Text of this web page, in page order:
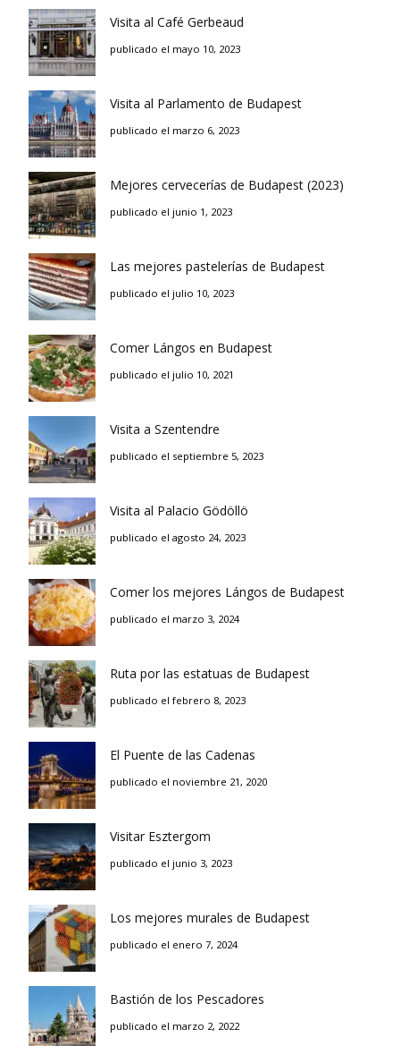
Visita al Café Gerbeaud
publicado el mayo 10, 2023
Visita al Parlamento de Budapest
publicado el marzo 6, 2023
Mejores cervecerías de Budapest (2023)
publicado el junio 1, 2023
Las mejores pastelerías de Budapest
publicado el julio 10, 2023
Comer Lángos en Budapest
publicado el julio 10, 2021
Visita a Szentendre
publicado el septiembre 5, 2023
Visita al Palacio Gödöllö
publicado el agosto 24, 2023
Comer los mejores Lángos de Budapest
publicado el marzo 3, 2024
Ruta por las estatuas de Budapest
publicado el febrero 8, 2023
El Puente de las Cadenas
publicado el noviembre 21, 2020
Visitar Esztergom
publicado el junio 3, 2023
Los mejores murales de Budapest
publicado el enero 7, 2024
Bastión de los Pescadores
publicado el marzo 2, 2022